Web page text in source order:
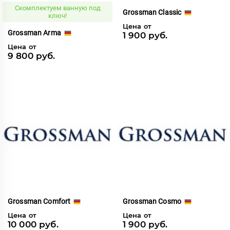
Скомплектуем ванную под
ключ!
Grossman Arma
Цена от
9 800 руб.
Grossman Classic
Цена от
1 900 руб.
Grossman Comfort
Цена от
10 000 руб.
Grossman Cosmo
Цена от
1 900 руб.